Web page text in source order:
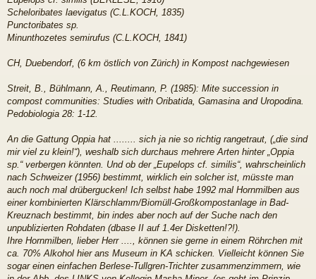
Scheloribates laevigatus (C.L.KOCH, 1835)
Punctoribates sp.
Minunthozetes semirufus (C.L.KOCH, 1841)
CH, Duebendorf, (6 km östlich von Zürich) in Kompost nachgewiesen
Streit, B., Bühlmann, A., Reutimann, P. (1985): Mite succession in
compost communities: Studies with Oribatida, Gamasina and Uropodina.
Pedobiologia 28: 1-12.
An die Gattung Oppia hat ........ sich ja nie so richtig rangetraut, („die sind
mir viel zu klein!“), weshalb sich durchaus mehrere Arten hinter „Oppia
sp.“ verbergen könnten. Und ob der „Eupelops cf. similis“, wahrscheinlich
nach Schweizer (1956) bestimmt, wirklich ein solcher ist, müsste man
auch noch mal drübergucken! Ich selbst habe 1992 mal Hornmilben aus
einer kombinierten Klärschlamm/Biomüll-Großkompostanlage in Bad-
Kreuznach bestimmt, bin indes aber noch auf der Suche nach den
unpublizierten Rohdaten (dbase II auf 1.4er Disketten!?!).
Ihre Hornmilben, lieber Herr ...., können sie gerne in einem Röhrchen mit
ca. 70% Alkohol hier ans Museum in KA schicken. Vielleicht können Sie
sogar einen einfachen Berlese-Tullgren-Trichter zusammenzimmern, wie